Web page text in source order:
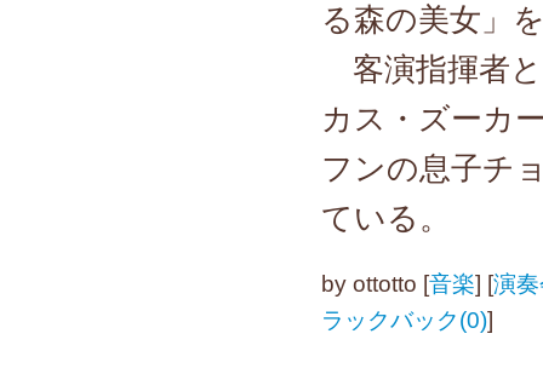
る森の美女」
客演指揮者
カス・ズーカ
フンの息子チ
ている。
by ottotto [音楽] [演
ラックバック(0)]